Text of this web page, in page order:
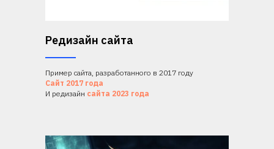
Редизайн сайта
Пример сайта, разработанного в 2017 году
Сайт 2017 года
И редизайн сайта 2023 года